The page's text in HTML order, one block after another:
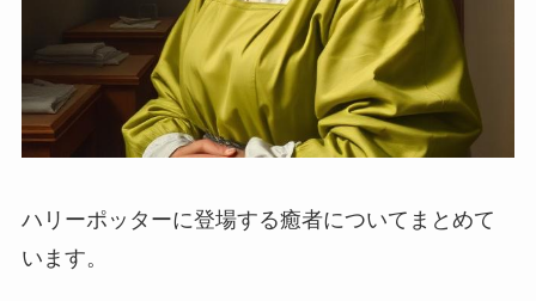
ハリーポッターに登場する癒者についてまとめて
います。